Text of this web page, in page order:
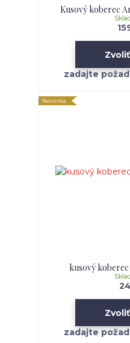
Kusový koberec
Novinka
kusový